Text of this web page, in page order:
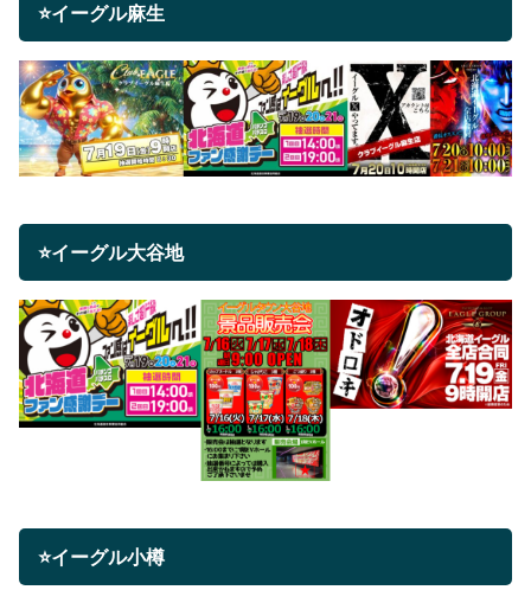
⭐イーグル麻生
⭐イーグル大谷地
⭐イーグル小樽